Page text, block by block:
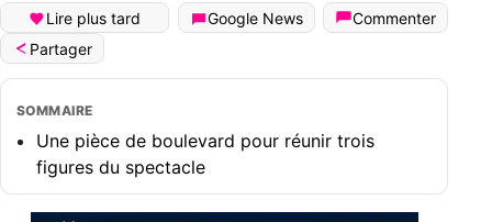
Lire plus tard Google News
Commenter
Partager
SOMMAIRE
Une pièce de boulevard pour réunir trois
figures du spectacle